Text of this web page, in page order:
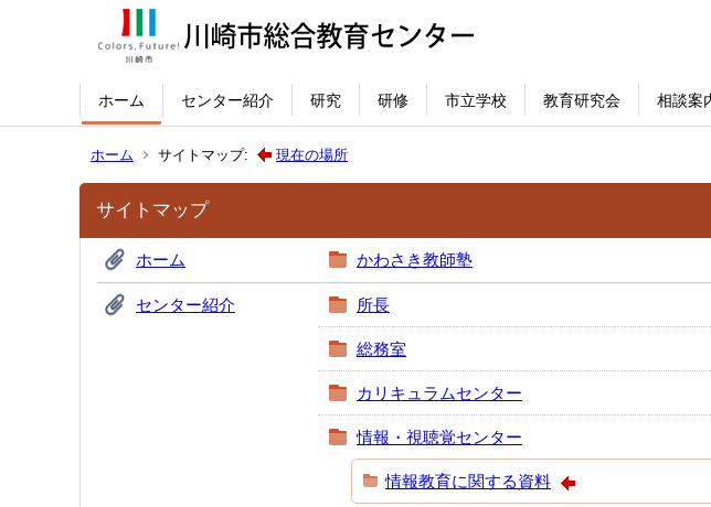
ホーム センター紹介 研究 研修 市立学校 教育研究会 相談案
ホーム サイトマップ: 現在の場所
サイトマップ
ホーム かわさき教師塾
センター紹介 所長
総務室
カリキュラムセンター
情報・視聴覚センター
情報教育に関する資料